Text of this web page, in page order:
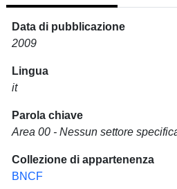
Data di pubblicazione
2009
Lingua
it
Parola chiave
Area 00 - Nessun settore
Collezione di appartenenza
BNCF